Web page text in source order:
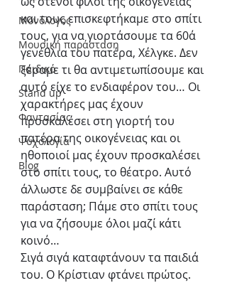
Μονόλογος
Μουσική παράσταση
Παιδικό
Stand up
Φαντασίας
Ψυχολογία
Blog
και τους επισκεφτήκαμε στο σπίτι
τους, για να γιορτάσουμε τα 60ά
γενέθλια του πατέρα, Χέλγκε. Δεν
ξέραμε τι θα αντιμετωπίσουμε και
αυτό είχε το ενδιαφέρον του… Οι
χαρακτήρες μας έχουν
προσκαλέσει στη γιορτή του
πατέρα της οικογένειας και οι
ηθοποιοί μας έχουν προσκαλέσει
στο σπίτι τους, το θέατρο. Αυτό
άλλωστε δε συμβαίνει σε κάθε
παράσταση; Πάμε στο σπίτι τους
για να ζήσουμε όλοι μαζί κάτι
κοινό…
Σιγά σιγά καταφτάνουν τα παιδιά
του. Ο Κρίστιαν φτάνει πρώτος.